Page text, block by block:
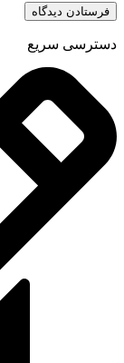
دسترسی سریع